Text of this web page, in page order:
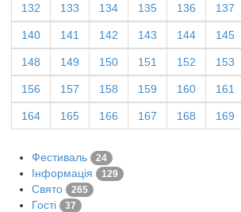
132 133 134 135 136 137
140 141 142 143 144 145
148 149 150 151 152 153
156 157 158 159 160 161
164 165 166 167 168 169
Фестиваль 24
Інформація 129
Свято 265
Гості 37